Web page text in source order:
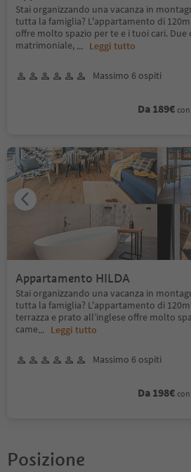
Stai organizzando una vacanza in
tutta la famiglia? L'appartamento di
offre molto spazio per te e i tuoi cari. Due
matrimoniale, ... Leggi tutto
Massimo 6 ospiti
Da 189€
Appartamento HILDA
Stai organizzando una vacanza in
tutta la famiglia? L'appartamento di
terrazza e prato all’inglese offre molto
came... Leggi tutto
Massimo 6 ospiti
Da 198€
Posizione